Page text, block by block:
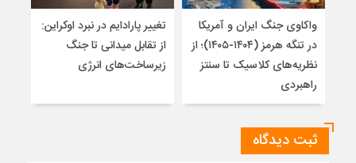
واکاوی جنگ ایران و آمریکا
در تنگه هرمز (۱۴۰۴-۱۴۰۵)؛ از
نظریه‌های کلاسیک تا سنتز
راهبردی
تغییر پارادایم در نبرد اوکراین:
از تقابل میدانی تا جنگ
زیرساخت‌های انرژی
ثبت دیدگاه